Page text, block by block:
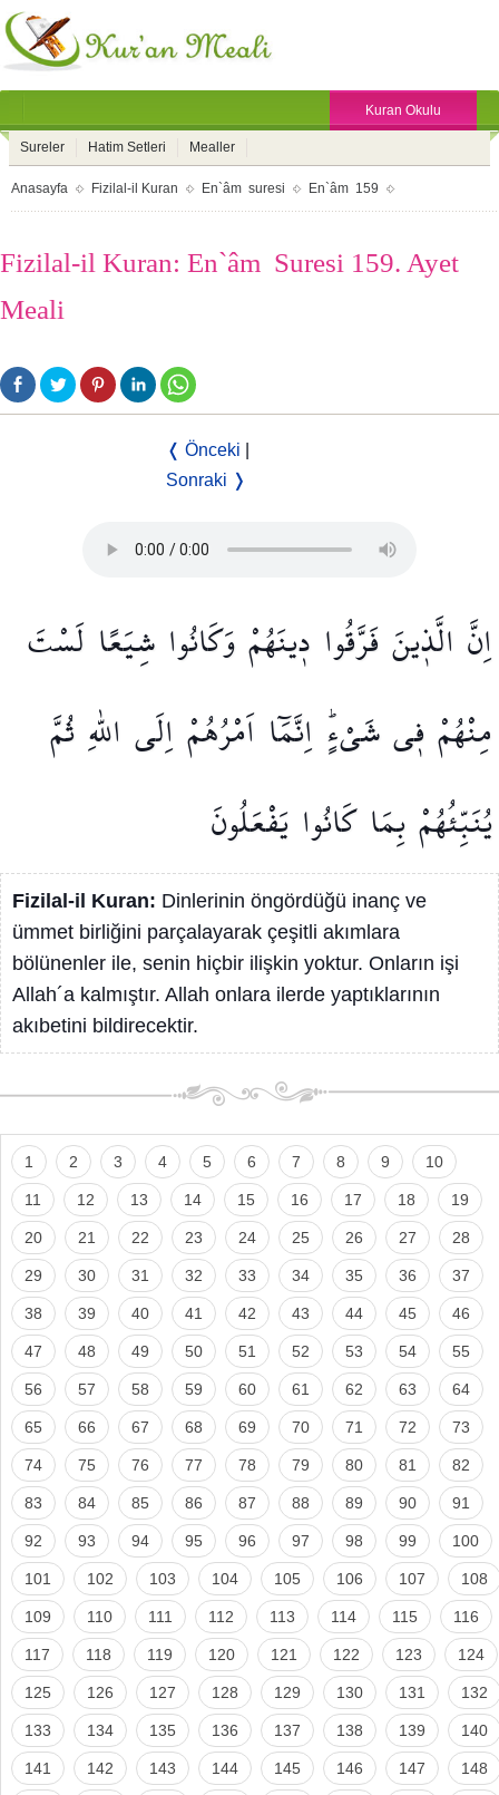
Kuran Okulu
Sureler Hatim Setleri Mealler
Anasayfa Fizilal-il Kuran En`âm suresi En`âm 159
Fizilal-il Kuran: En`âm Suresi 159. Ayet
Meali
❬ Önceki
Sonraki ❭
اِنَّ الَّذ۪ينَفَرَّقُوا د۪ينَهُمْوَكَانُوا شِيَعًا لَسْتَ
مِنْهُمْ ف۪يشَيْءٍۜ اِنَّمَٓا اَمْرُهُمْاِلَى اللّٰهِثُمَّ
يُنَبِّئُهُمْبِمَا كَانُوا يَفْعَلُونَ
Fizilal-il Kuran: Dinlerinin öngördüğü inanç ve
ümmet birliğini parçalayarak çeşitli akımlara
bölünenler ile, senin hiçbir ilişkin yoktur. Onların işi
Allah´a kalmıştır. Allah onlara ilerde yaptıklarının
akıbetini bildirecektir.
1 2 3 4 5 6 7 8 9 10
11 12 13 14 15 16 17 18 19
20 21 22 23 24 25 26 27 28
29 30 31 32 33 34 35 36 37
38 39 40 41 42 43 44 45 46
47 48 49 50 51 52 53 54 55
56 57 58 59 60 61 62 63 64
65 66 67 68 69 70 71 72 73
74 75 76 77 78 79 80 81 82
83 84 85 86 87 88 89 90 91
92 93 94 95 96 97 98 99 100
101 102 103 104 105 106 107 108
109 110 111 112 113 114 115 116
117 118 119 120 121 122 123 124
125 126 127 128 129 130 131 132
133 134 135 136 137 138 139 140
141 142 143 144 145 146 147 148